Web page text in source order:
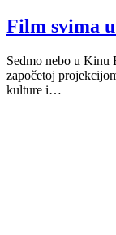
Film svima
Sedmo nebo u
započetoj
kulture i…